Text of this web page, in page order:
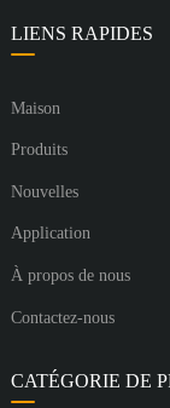
LIENS RAPIDES
Maison
Produits
Nouvelles
Application
À propos de nous
Contactez-nous
CATÉGORIE DE